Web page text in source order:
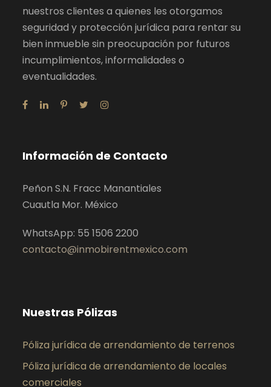
nuestros clientes a quienes les otorgamos
seguridad y protección jurídica para rentar su
bien inmueble sin preocupación por futuros
incumplimientos, informalidades o
eventualidades.
Información de Contacto
Peñon S.N. Fracc Manantiales
Cuautla Mor. México
WhatsApp: 55 1506 2200
contacto@inmobirentmexico.com
Nuestras Pólizas
Póliza jurídica de arrendamiento de terrenos
Póliza jurídica de arrendamiento de locales
comerciales